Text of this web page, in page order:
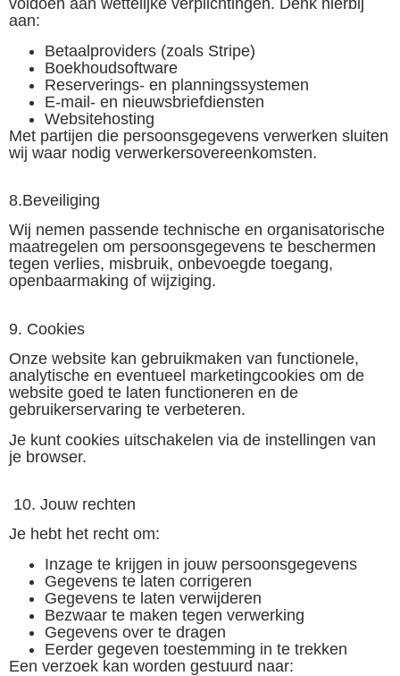
voldoen aan wettelijke verplichtingen. Denk hierbij
aan:
Betaalproviders (zoals Stripe)
Boekhoudsoftware
Reserverings- en planningssystemen
E-mail- en nieuwsbriefdiensten
Websitehosting
Met partijen die persoonsgegevens verwerken sluiten
wij waar nodig verwerkersovereenkomsten.
8.Beveiliging
Wij nemen passende technische en organisatorische
maatregelen om persoonsgegevens te beschermen
tegen verlies, misbruik, onbevoegde toegang,
openbaarmaking of wijziging.
9. Cookies
Onze website kan gebruikmaken van functionele,
analytische en eventueel marketingcookies om de
website goed te laten functioneren en de
gebruikerservaring te verbeteren.
Je kunt cookies uitschakelen via de instellingen van
je browser.
10. Jouw rechten
Je hebt het recht om:
Inzage te krijgen in jouw persoonsgegevens
Gegevens te laten corrigeren
Gegevens te laten verwijderen
Bezwaar te maken tegen verwerking
Gegevens over te dragen
Eerder gegeven toestemming in te trekken
Een verzoek kan worden gestuurd naar: